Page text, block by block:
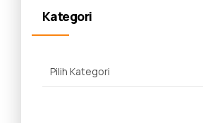
Kategori